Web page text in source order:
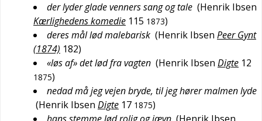
der lyder glade venners sang og tale (Henrik Ibsen
Kærlighedens komedie 115 1873)
deres mål lød malebarisk (Henrik Ibsen Peer Gynt
(1874) 182)
«løs af» det lød fra vagten (Henrik Ibsen Digte 12
1875)
nedad må jeg vejen bryde, til jeg hører malmen lyde
(Henrik Ibsen Digte 17 1875)